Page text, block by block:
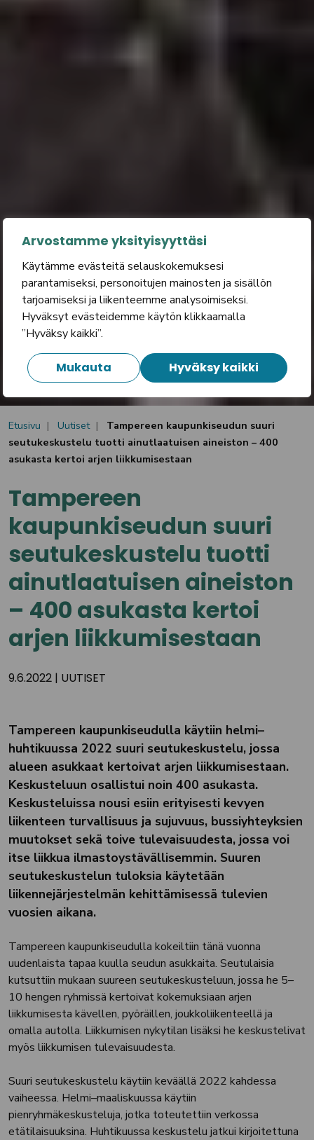
Arvostamme yksityisyyttäsi
Käytämme evästeitä selauskokemuksesi
parantamiseksi, personoitujen mainosten ja sisällön
tarjoamiseksi ja liikenteemme analysoimiseksi.
Hyväksyt evästeidemme käytön klikkaamalla
”Hyväksy kaikki”.
Mukauta Hyväksy kaikki
Etusivu Uutiset
Tampereen kaupunkiseudun suuri
seutukeskustelu tuotti ainutlaatuisen aineiston – 400
asukasta kertoi arjen liikkumisestaan
Tampereen
kaupunkiseudun suuri
seutukeskustelu tuotti
ainutlaatuisen aineiston
– 400 asukasta kertoi
arjen liikkumisestaan
9.6.2022 | UUTISET
Tampereen kaupunkiseudulla käytiin helmi–
huhtikuussa 2022 suuri seutukeskustelu, jossa
alueen asukkaat kertoivat arjen liikkumisestaan.
Keskusteluun osallistui noin 400 asukasta.
Keskusteluissa nousi esiin erityisesti kevyen
liikenteen turvallisuus ja sujuvuus, bussiyhteyksien
muutokset sekä toive tulevaisuudesta, jossa voi
itse liikkua ilmastoystävällisemmin. Suuren
seutukeskustelun tuloksia käytetään
liikennejärjestelmän kehittämisessä tulevien
vuosien aikana.
Tampereen kaupunkiseudulla kokeiltiin tänä vuonna
uudenlaista tapaa kuulla seudun asukkaita. Seutulaisia
kutsuttiin mukaan suureen seutukeskusteluun, jossa he 5–
10 hengen ryhmissä kertoivat kokemuksiaan arjen
liikkumisesta kävellen, pyöräillen, joukkoliikenteellä ja
omalla autolla. Liikkumisen nykytilan lisäksi he keskustelivat
myös liikkumisen tulevaisuudesta.
Suuri seutukeskustelu käytiin keväällä 2022 kahdessa
vaiheessa. Helmi–maaliskuussa käytiin
pienryhmäkeskusteluja, jotka toteutettiin verkossa
etätilaisuuksina. Huhtikuussa keskustelu jatkui kirjoitettuna